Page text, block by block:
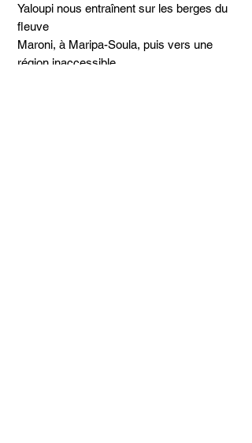
Yaloupi nous entraînent sur les berges du
fleuve
Maroni, à Maripa-Soula, puis vers une
région inaccessible…